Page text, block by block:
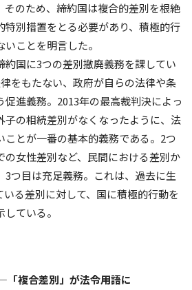
そのため、締約国は複合的差別を根絶
特別措置をとる必要があり、積極的行
ことを明言した。
約国に3つの差別撤廃義務を課してい
をもたない、政府が自らの法律や条
進義務。2013年の最高裁判決によっ
子の相続差別がなくなったように、法
ことが一番の基本的義務である。2つ
の女性差別など、民間における差別か
3つ目は充足義務。これは、過去に生
いる差別に対して、国に積極的行動を
ている。
「複合差別」が法令用語に